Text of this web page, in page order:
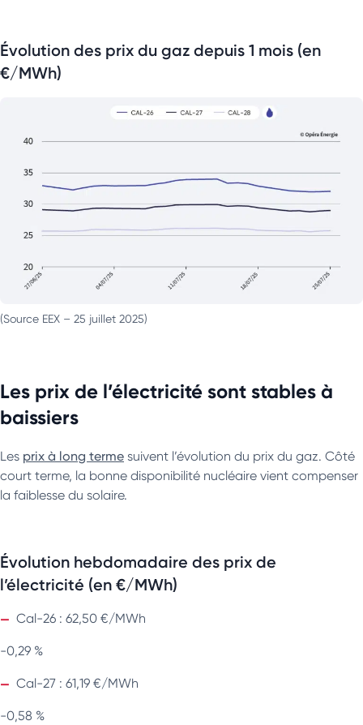
Évolution des prix du gaz depuis 1 mois (en
€/MWh)
(Source EEX – 25 juillet 2025)
Les prix de l’électricité sont stables à
baissiers
Les prix à long terme suivent l’évolution du prix du gaz. Côté
court terme, la bonne disponibilité nucléaire vient compenser
la faiblesse du solaire.
Évolution hebdomadaire des prix de
l’électricité (en €/MWh)
Cal-26 : 62,50 €/MWh
-0,29 %
Cal-27 : 61,19 €/MWh
-0,58 %